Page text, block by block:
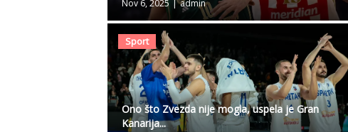
Nov 6, 2025 | admin
Sport
Ono što Zvezda nije mogla, uspela je Gran
Kanarija...